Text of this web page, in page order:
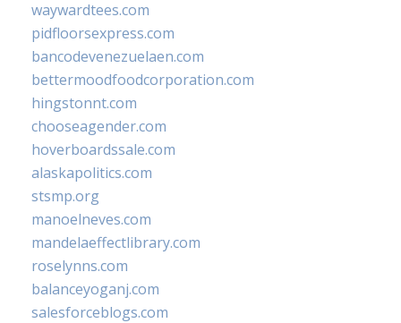
waywardtees.com
pidfloorsexpress.com
bancodevenezuelaen.com
bettermoodfoodcorporation.com
hingstonnt.com
chooseagender.com
hoverboardssale.com
alaskapolitics.com
stsmp.org
manoelneves.com
mandelaeffectlibrary.com
roselynns.com
balanceyoganj.com
salesforceblogs.com